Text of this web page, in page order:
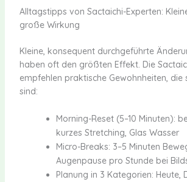
Alltagstipps von Sactaichi-Experten:
große Wirkung
Kleine, konsequent durchgeführte
haben oft den größten Effekt. Die
empfehlen praktische Gewohnheiten,
sind:
Morning-Reset (5–10 Minuten):
kurzes Stretching, Glas Wasser
Micro-Breaks: 3–5 Minuten
Augenpause pro Stunde bei
Planung in 3 Kategorien: Heute,